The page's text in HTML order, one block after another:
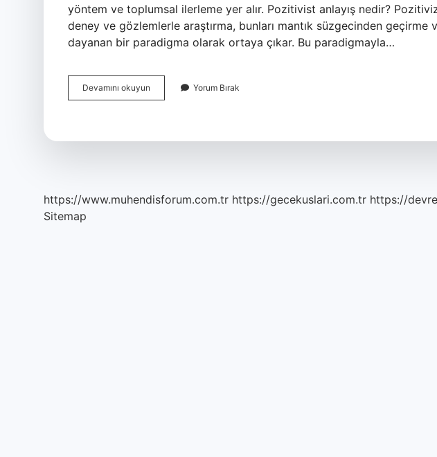
yöntem ve toplumsal ilerleme yer alır. Pozitivist anlayış nedir?
deney ve gözlemlerle araştırma, bunları mantık süzgecinden geçirme
dayanan bir paradigma olarak ortaya çıkar. Bu paradigmayla…
Devamını okuyun Pozitivizm
Kim
Yorum Bırak
https://www.muhendisforum.com.tr https://gecekuslari.com.tr https://
Sitemap